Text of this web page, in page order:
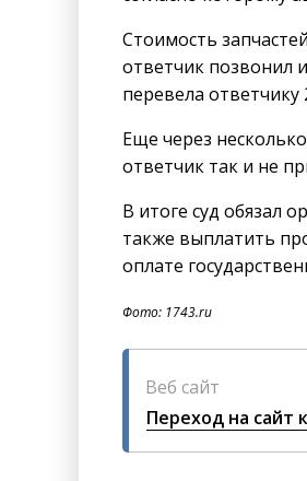
Стоимость
ответчик позвонил
перевела ответчику
Еще через
ответчик так и не
В итоге суд обязал
также выплатить
оплате
Фото: 1743.ru
Веб сайт
Переход на сайт